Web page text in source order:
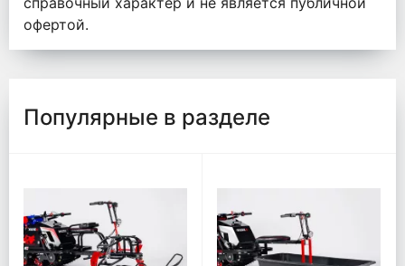
офертой.
Популярные в разделе